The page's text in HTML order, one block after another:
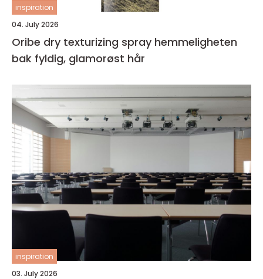
inspiration
04. July 2026
Oribe dry texturizing spray hemmeligheten
bak fyldig, glamorøst hår
inspiration
03. July 2026